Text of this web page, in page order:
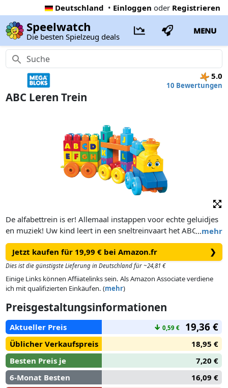
Deutschland • Einloggen oder Registrieren
Speelwatch
Die besten Spielzeug deals
MENU
5.0
10 Bewertungen
ABC Leren Trein
…mehr
De alfabettrein is er! Allemaal instappen voor echte geluidjes
en muziek! Uw kind leert in een sneltreinvaart het ABC door
deze muzikale trein te bouwen met de letter A tot Z! Maak de
drie wielsets met echt draaiende wielen aan elkaar vast.
Stapel daarna de letterblokken op elkaar en vorm het alfabet
of een heel woord. Duw op de schoorsteen van de trein en
luister naar treingeluidjes en muziek. Zo voeg je een snufje
Jetzt kaufen für 19,99 € bei Amazon.fr ❯
Dies ist die günstigste Lieferung in Deutschland für ~24,81 €
Einige Links können Affiiatelinks sein. Als Amazon Associate verdiene
ich mit qualifizierten Einkäufen. (mehr)
Preisgestaltungsinformationen
Aktueller Preis ↓ 0,59 € 19,36 €
Üblicher Verkaufspreis
18,95 €
Besten Preis je
7,20 €
6-Monat Besten
16,09 €